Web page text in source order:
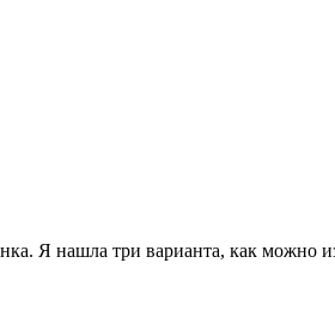
Я нашла три варианта, как можно